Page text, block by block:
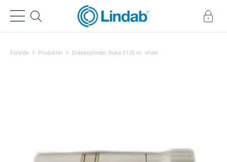
Forside Produkter Dråbecylinder, Ruko 5105 m. vrider